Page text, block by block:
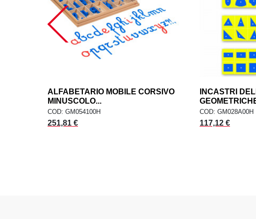
AGGIUNGI AL CARRELLOadd
ALFABETARIO MOBILE CORSIVO
MINUSCOLO...
COD: GM054100H
251,81 €
AGGIUNGI
INCASTRI
COD: GM028A00H
117,12 €